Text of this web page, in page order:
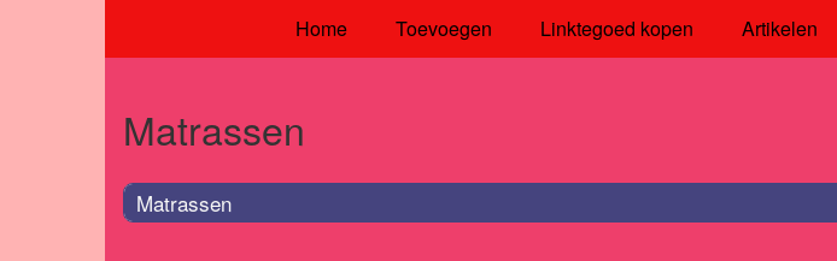
Home Toevoegen Linktegoed kopen Artikelen
Matrassen
Matrassen